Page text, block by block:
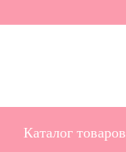
Каталог товаров